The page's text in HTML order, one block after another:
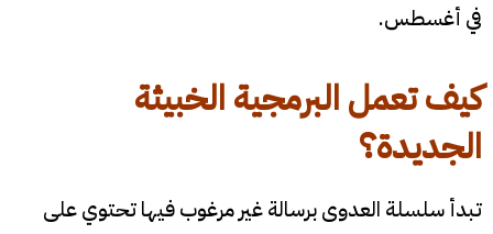
في أغسطس.
كيف تعمل البرمجية الخبيثة
الجديدة؟
تبدأ سلسلة العدوى برسالة غير مرغوب فيها تحتوي على